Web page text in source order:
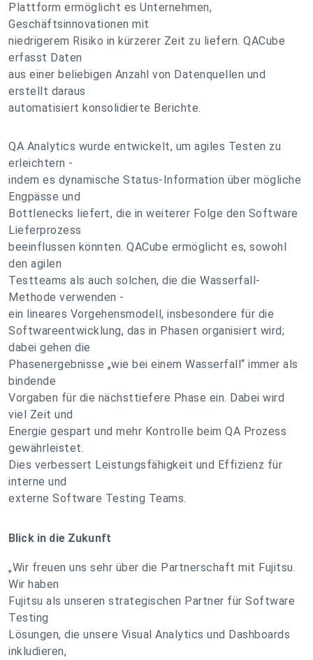
Plattform ermöglicht es Unternehmen,
Geschäftsinnovationen mit
niedrigerem Risiko in kürzerer Zeit zu liefern. QACube
erfasst Daten
aus einer beliebigen Anzahl von Datenquellen und
erstellt daraus
automatisiert konsolidierte Berichte.
QA Analytics wurde entwickelt, um agiles Testen zu
erleichtern -
indem es dynamische Status-Information über mögliche
Engpässe und
Bottlenecks liefert, die in weiterer Folge den Software
Lieferprozess
beeinflussen könnten. QACube ermöglicht es, sowohl
den agilen
Testteams als auch solchen, die die Wasserfall-
Methode verwenden -
ein lineares Vorgehensmodell, insbesondere für die
Softwareentwicklung, das in Phasen organisiert wird;
dabei gehen die
Phasenergebnisse „wie bei einem Wasserfall“ immer als
bindende
Vorgaben für die nächsttiefere Phase ein. Dabei wird
viel Zeit und
Energie gespart und mehr Kontrolle beim QA Prozess
gewährleistet.
Dies verbessert Leistungsfähigkeit und Effizienz für
interne und
externe Software Testing Teams.
Blick in die Zukunft
„Wir freuen uns sehr über die Partnerschaft mit Fujitsu.
Wir haben
Fujitsu als unseren strategischen Partner für Software
Testing
Lösungen, die unsere Visual Analytics und Dashboards
inkludieren,